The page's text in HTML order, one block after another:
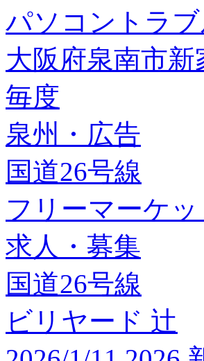
パソコントラ
大阪府泉南市新
毎度
泉州・広告
国道26号線
フリーマーケ
求人・募集
国道26号線
ビリヤード 辻